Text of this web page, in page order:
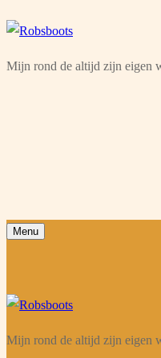
Ga
de
Menu
Sluiten
Mijn rond de altijd zijn eigen
Menu
Mijn rond de altijd zijn eigen